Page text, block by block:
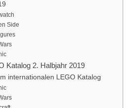
Side
Katalog 2. Halbjahr 2019
internationalen LEGO Katalog